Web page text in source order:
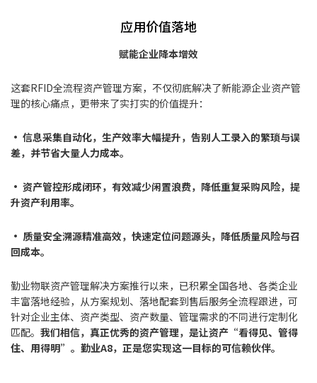
应用价值落地
赋能企业降本增效
这套RFID全流程资产管理方案，不仅彻底解决了新能源企业资产管
理的核心痛点，更带来了实打实的价值提升：
• 信息采集自动化，生产效率大幅提升，告别人工录入的繁琐与误
差，并节省大量人力成本。
• 资产管控形成闭环，有效减少闲置浪费，降低重复采购风险，提
升资产利用率。
• 质量安全溯源精准高效，快速定位问题源头，降低质量风险与召
回成本。
勤业物联资产管理解决方案推行以来，已积累全国各地、各类企业
丰富落地经验，从方案规划、落地配套到售后服务全流程跟进，可
针对企业主体、资产类型、资产数量、管理需求的不同进行定制化
匹配。 我们相信，真正优秀的资产管理，是让资产“看得见、管得
住、用得明”。勤业A8，正是您实现这一目标的可信赖伙伴。